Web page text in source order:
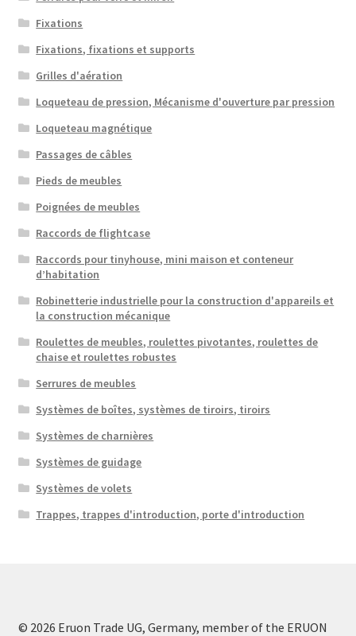
Fixations
Fixations, fixations et supports
Grilles d'aération
Loqueteau de pression, Mécanisme d'ouverture par pression
Loqueteau magnétique
Passages de câbles
Pieds de meubles
Poignées de meubles
Raccords de flightcase
Raccords pour tinyhouse, mini maison et conteneur
d’habitation
Robinetterie industrielle pour la construction d'appareils et
la construction mécanique
Roulettes de meubles, roulettes pivotantes, roulettes de
chaise et roulettes robustes
Serrures de meubles
Systèmes de boîtes, systèmes de tiroirs, tiroirs
Systèmes de charnières
Systèmes de guidage
Systèmes de volets
Trappes, trappes d'introduction, porte d'introduction
© 2026 Eruon Trade UG, Germany, member of the ERUON